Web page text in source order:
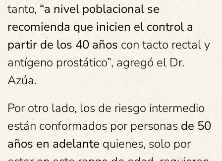
tanto,“a nivel poblacional se
recomienda que inicien el control a
partir de los 40 años con tacto rectal y
antígeno prostático”, agregó el Dr.
Azúa.
Por otro lado, los de riesgo intermedio
están conformados por personas de 50
años en adelante quienes, solo por